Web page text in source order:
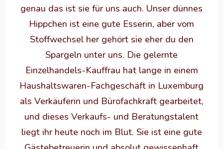
genau das ist sie für uns auch. Unser dünnes
Hippchen ist eine gute Esserin, aber vom
Stoffwechsel her gehört sie eher du den
Spargeln unter uns. Die gelernte
Einzelhandels-Kauffrau hat lange in einem
Haushaltswaren-Fachgeschäft in Luxemburg
als Verkäuferin und Bürofachkraft gearbeitet,
und dieses Verkaufs- und Beratungstalent
liegt ihr heute noch im Blut. Sie ist eine gute